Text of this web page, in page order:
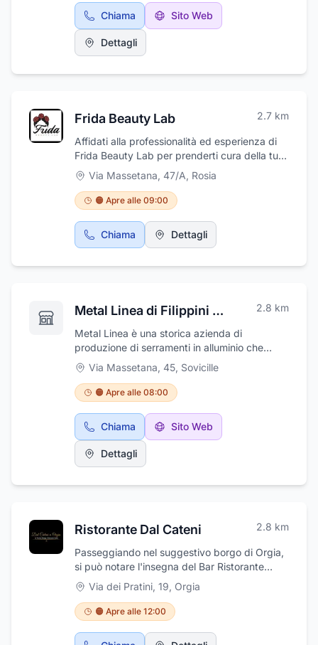
ferramenta come tasselleria, bulloneria, chiavi
di tutti i tipi, utensili elettrici BOSCH, SKILL, e
tanto altro. La Ferramenta Signorini dispone
del servizio di duplicazione chiavi e del
prezzi. Visitate il sito internet per scoprire
Chiama Sito Web
Dettagli
Frida Beauty Lab 2.7 km
Affidati alla professionalità ed esperienza di
Frida Beauty Lab per prenderti cura della tua
persona, rivolgiti con fiducia presso il nostro
Istituto di bellezza. Frida Beauty Lab è anche
un centro benessere con SPA, specializzato in
trattamenti benessere specifici per viso,
corpo, a seconda delle esigenze, diverse per
ogni pelle, trattamenti anti-age e rassodanti.
qualità dei marchi più apprezzati dal mercato
(SI).
Via Massetana, 47/A, Rosia
🟠 Apre alle 09:00
Chiama Dettagli
Metal Linea di Filippini & C. SNC 2.8 km
Metal Linea è una storica azienda di
produzione di serramenti in alluminio che
vanta una lunga esperienza nel settore. Ci
occupiamo di produzione di infissi in alluminio
su misura quali finestre, persiane e molto altro
ancora. Forniamo servizio di sopralluoghi in
cantiere e consulenza con rilascio di
preventivi gratuiti. Contattaci per una visita.
Via Massetana, 45, Sovicille
🟠 Apre alle 08:00
Chiama Sito Web
Dettagli
Ristorante Dal Cateni 2.8 km
Passeggiando nel suggestivo borgo di Orgia,
si può notare l'insegna del Bar Ristorante
Cateni, situato in via dei Pratini. Questo locale
a conduzione familiare vanta una lunga
tradizione tramandata di generazione in
generazione, con passione e dedizione che
continuano a scrivere la storia del ristorante
Via dei Pratini, 19, Orgia
🟠 Apre alle 12:00